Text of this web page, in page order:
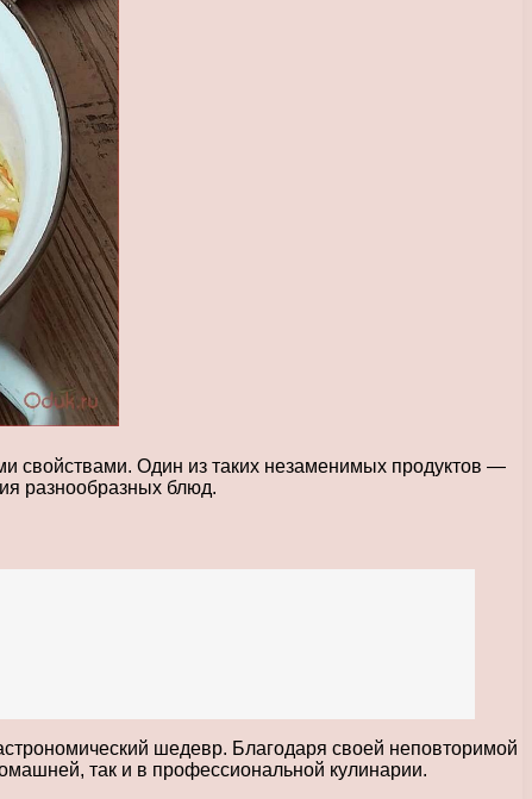
свойствами. Один из таких незаменимых продуктов —
разнообразных блюд.
шедевр. Благодаря своей неповторимой
так и в профессиональной кулинарии.